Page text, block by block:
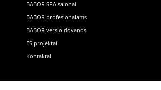
BABOR SPA salonai
BABOR profesionalams
BABOR verslo dovanos
ES projektai
Kontaktai